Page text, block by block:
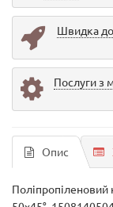
Швидка
Послуги з
Опис
Поліпропіленовий